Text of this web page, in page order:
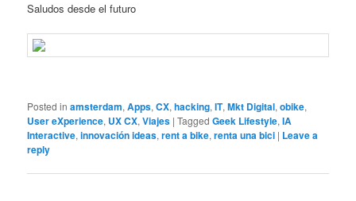
Saludos desde el futuro
Posted in amsterdam,Apps,CX,hacking,IT,Mkt Digital,obike,
User eXperience, UX CX,Viajes |Tagged Geek Lifestyle,IA
Interactive,innovación ideas,rent a bike,renta una bici | Leave a
reply